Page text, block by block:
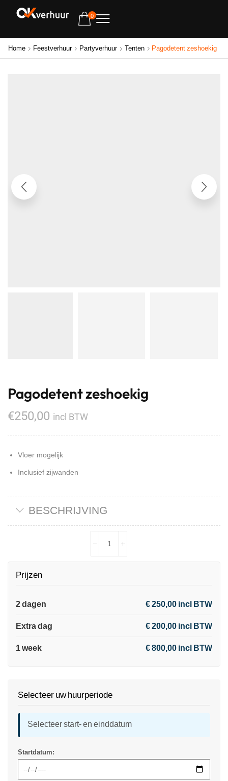
0
Home Feestverhuur Partyverhuur Tenten Pagodetent zeshoekig
Pagodetent zeshoekig
€250,00 incl BTW
Vloer mogelijk
Inclusief zijwanden
BESCHRIJVING
Prijzen
2 dagen € 250,00 incl BTW
Extra dag € 200,00 incl BTW
1 week € 800,00 incl BTW
Selecteer uw huurperiode
Selecteer start- en einddatum
Startdatum: